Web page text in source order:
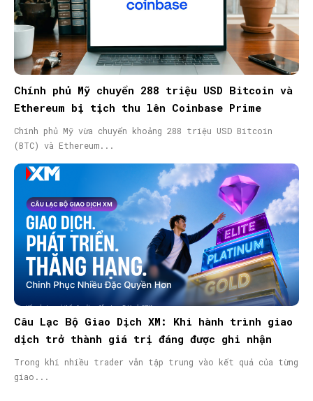
Chính phủ Mỹ chuyển 288 triệu USD Bitcoin và
Ethereum bị tịch thu lên Coinbase Prime
Chính phủ Mỹ vừa chuyển khoảng 288 triệu USD Bitcoin
(BTC) và Ethereum...
Câu Lạc Bộ Giao Dịch XM: Khi hành trình giao
dịch trở thành giá trị đáng được ghi nhận
Trong khi nhiều trader vẫn tập trung vào kết quả của từng
giao...